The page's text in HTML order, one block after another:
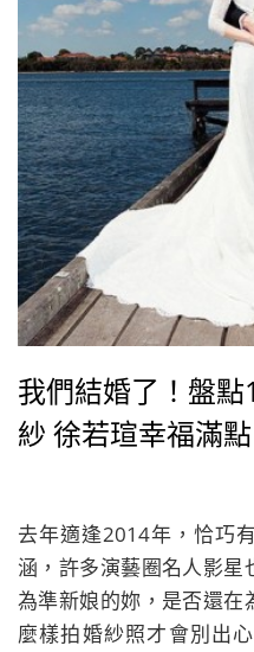
我們結婚了！盤
紗 徐若瑄幸福滿
去年適逢2014年，恰巧
涵，許多演藝圈名人影星
為準新娘的妳，是否還在
麼樣拍婚紗照才會別出